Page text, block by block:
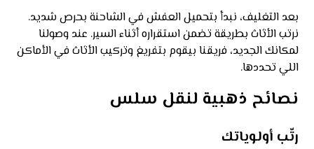
بعد التغليف، نبدأ بتحميل العفش في الشاحنة بحرص شديد.
نرتب الأثاث بطريقة تضمن استقراره أثناء السير. عند وصولنا
لمكانك الجديد، فريقنا بيقوم بتفريغ وتركيب الأثاث في الأماكن
اللي تحددها.
نصائح ذهبية لنقل سلس
رتّب أولوياتك